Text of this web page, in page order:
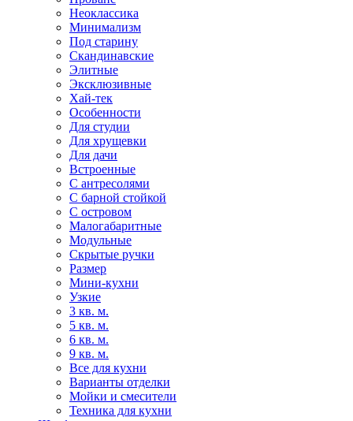
Неоклассика
Минимализм
Под старину
Скандинавские
Элитные
Эксклюзивные
Хай-тек
Особенности
Для студии
Для хрущевки
Для дачи
Встроенные
С антресолями
С барной стойкой
С островом
Малогабаритные
Модульные
Скрытые ручки
Размер
Мини-кухни
Узкие
3 кв. м.
5 кв. м.
6 кв. м.
9 кв. м.
Все для кухни
Варианты отделки
Мойки и смесители
Техника для кухни